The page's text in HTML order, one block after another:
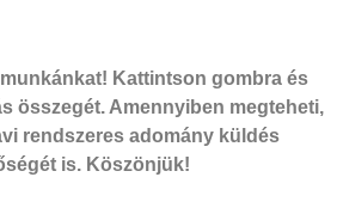
Kattintson gombra és
összegét. Amennyiben megteheti,
rendszeres adomány küldés
is. Köszönjük!